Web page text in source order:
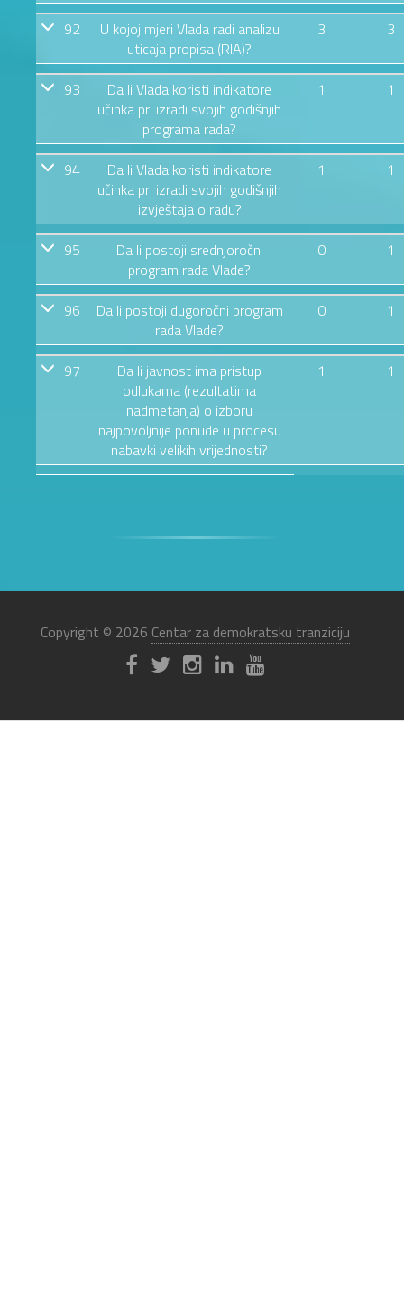
92
U kojoj mjeri Vlada radi analizu
uticaja propisa (RIA)?
3 3
93
Da li Vlada koristi indikatore
učinka pri izradi svojih godišnjih
programa rada?
1 1
94
Da li Vlada koristi indikatore
učinka pri izradi svojih godišnjih
izvještaja o radu?
1 1
95
Da li postoji srednjoročni
program rada Vlade?
0 1
96
Da li postoji dugoročni program
rada Vlade?
0 1
97
Da li javnost ima pristup
odlukama (rezultatima
nadmetanja) o izboru
najpovoljnije ponude u procesu
nabavki velikih vrijednosti?
1 1
Copyright © 2026 Centar za demokratsku tranziciju